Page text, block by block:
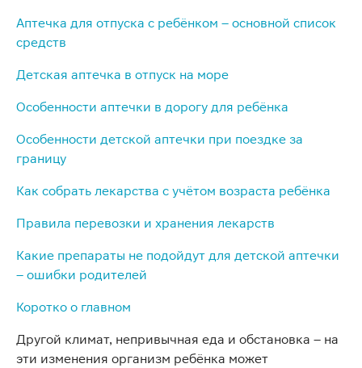
Аптечка для отпуска с ребёнком – основной список
средств
Детская аптечка в отпуск на море
Особенности аптечки в дорогу для ребёнка
Особенности детской аптечки при поездке за
границу
Как собрать лекарства с учётом возраста ребёнка
Правила перевозки и хранения лекарств
Какие препараты не подойдут для детской аптечки
– ошибки родителей
Коротко о главном
Другой климат, непривычная еда и обстановка – на
эти изменения организм ребёнка может